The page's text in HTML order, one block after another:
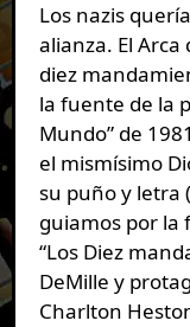
Los nazis
alianza. El
diez
la fuente de la
Mundo” de
el mismísimo
su puño y letra
guiamos por la
“Los Diez
DeMille y
Charlton